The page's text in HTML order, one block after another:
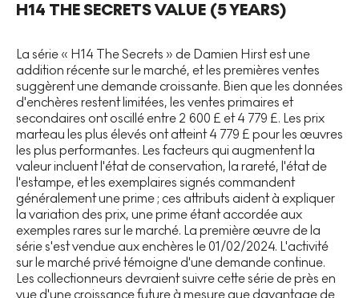
H14 THE SECRETSVALUE (5 YEARS)
La série « H14 The Secrets » de Damien Hirst est une
addition récente sur le marché, et les premières ventes
suggèrent une demande croissante. Bien que les données
d'enchères restent limitées, les ventes primaires et
secondaires ont oscillé entre 2 600 £ et 4 779 £. Les prix
marteau les plus élevés ont atteint 4 779 £ pour les œuvres
les plus performantes. Les facteurs qui augmentent la
valeur incluent l'état de conservation, la rareté, l'état de
l'estampe, et les exemplaires signés commandent
généralement une prime ; ces attributs aident à expliquer
la variation des prix, une prime étant accordée aux
exemples rares sur le marché. La première œuvre de la
série s'est vendue aux enchères le 01/02/2024. L'activité
sur le marché privé témoigne d'une demande continue.
Les collectionneurs devraient suivre cette série de près en
vue d'une croissance future à mesure que davantage de